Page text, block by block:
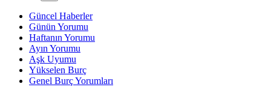
Güncel Haberler
Günün Yorumu
Haftanın Yorumu
Ayın Yorumu
Aşk Uyumu
Yükselen Burç
Genel Burç Yorumları